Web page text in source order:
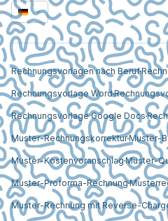
Rechnungsvorlagen nach Beruf
Rechnungsvorlage Word
Rechnungsvorlage Google Docs
Muster-RechnungskorrekturMuster-
Muster-KostenvoranschlagMuster-
Muster-Proforma-Rechnung
Muster-Rechnung mit Reverse-